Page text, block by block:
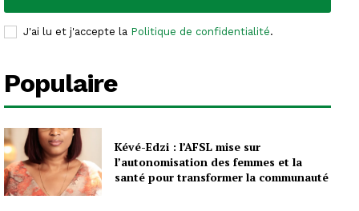
J'ai lu et j'accepte la Politique de confidentialité.
Populaire
Kévé-Edzi : l’AFSL mise sur
l’autonomisation des femmes et la
santé pour transformer la communauté